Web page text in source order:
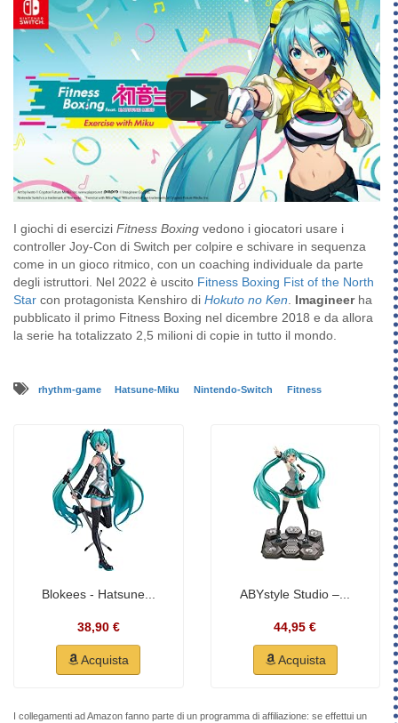
I giochi di esercizi Fitness Boxing vedono i giocatori usare i
controller Joy-Con di Switch per colpire e schivare in sequenza
come in un gioco ritmico, con un coaching individuale da parte
degli istruttori. Nel 2022 è uscito Fitness Boxing Fist of the North
Star con protagonista Kenshiro di Hokuto no Ken Imagineerha
pubblicato il primo Fitness Boxing nel dicembre 2018 e da allora
la serie ha totalizzato 2,5 milioni di copie in tutto il mondo.
rhythm-game Hatsune-Miku Nintendo-Switch Fitness
Blokees - Hatsune...
38,90 €
Acquista
ABYstyle Studio –...
44,95 €
Acquista
I collegamenti ad Amazon fanno parte di un programma di affiliazione: se effettui un